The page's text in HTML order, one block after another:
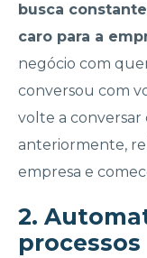
busca
caro para a
negócio com
conversou com
volte a
anteriormente,
empresa e
2.
processos